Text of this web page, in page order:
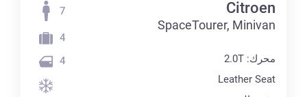
Citroen
SpaceTourer, Minivan
محرك: 2.0T
Leather Seat
7
4
4